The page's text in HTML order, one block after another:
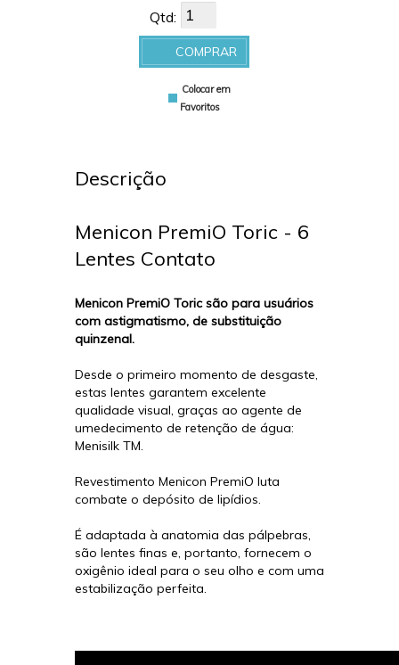
Qtd:
COMPRAR
Colocar em
Favoritos
Descrição
Menicon PremiO Toric - 6
Lentes Contato
Menicon PremiO Toric são para usuários
com astigmatismo, de substituição
quinzenal.
Desde o primeiro momento de desgaste,
estas lentes garantem excelente
qualidade visual, graças ao agente de
umedecimento de retenção de água:
Menisilk TM.
Revestimento Menicon PremiO luta
combate o depósito de lipídios.
É adaptada à anatomia das pálpebras,
são lentes finas e, portanto, fornecem o
oxigênio ideal para o seu olho e com uma
estabilização perfeita.